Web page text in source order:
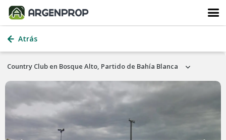
Atrás
Country Club en Bosque Alto, Partido de Bahía Blanca